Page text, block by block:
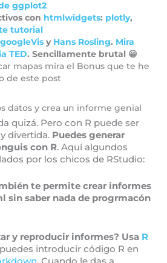
ggplot2
con htmlwidgets: plotly,
tutorial
googleVis y Hans Rosling. Mira
TED. Sencillamente brutal 😀
mapas mira el Bonus que te he
de este post
datos y crea un informe genial
quizá. Pero con R puede ser
divertida. Puedes generar
con R. Aquí algundos
por los chicos de RStudio:
te permite crear informes
sin saber nada de progrmacón
y reproducir informes? Usa R
introducir código R en